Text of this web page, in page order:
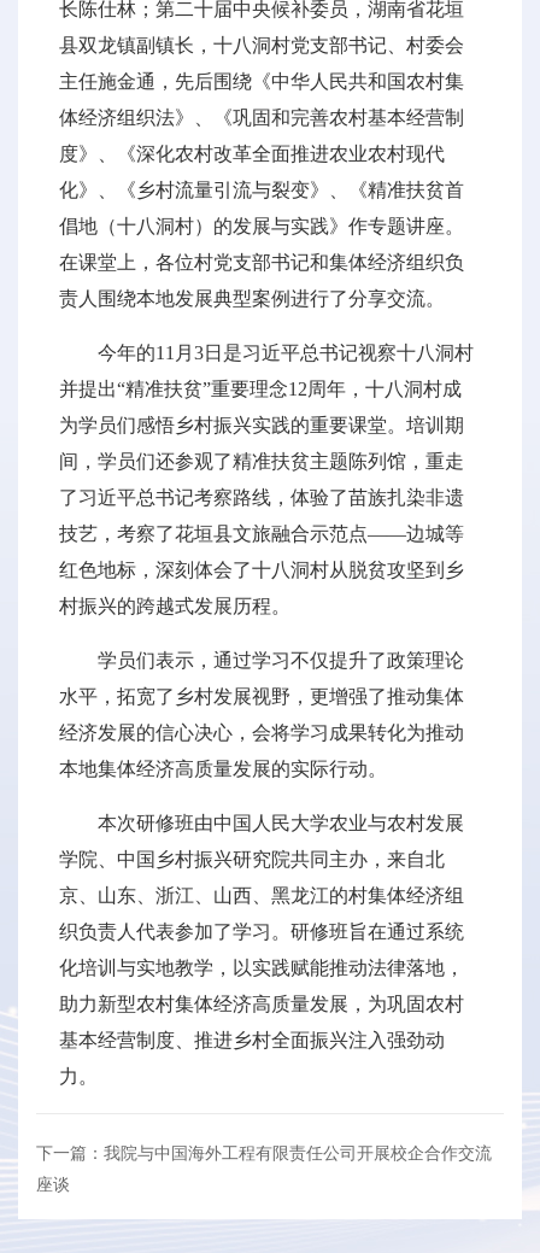
长陈仕林；第二十届中央候补委员，湖南省花垣
县双龙镇副镇长，十八洞村党支部书记、村委会
主任施金通，先后围绕《中华人民共和国农村集
体经济组织法》、《巩固和完善农村基本经营制
度》、《深化农村改革全面推进农业农村现代
化》、《乡村流量引流与裂变》、《精准扶贫首
倡地（十八洞村）的发展与实践》作专题讲座。
在课堂上，各位村党支部书记和集体经济组织负
责人围绕本地发展典型案例进行了分享交流。
今年的11月3日是习近平总书记视察十八洞村
并提出“精准扶贫”重要理念12周年，十八洞村成
为学员们感悟乡村振兴实践的重要课堂。培训期
间，学员们还参观了精准扶贫主题陈列馆，重走
了习近平总书记考察路线，体验了苗族扎染非遗
技艺，考察了花垣县文旅融合示范点——边城等
红色地标，深刻体会了十八洞村从脱贫攻坚到乡
村振兴的跨越式发展历程。
学员们表示，通过学习不仅提升了政策理论
水平，拓宽了乡村发展视野，更增强了推动集体
经济发展的信心决心，会将学习成果转化为推动
本地集体经济高质量发展的实际行动。
本次研修班由中国人民大学农业与农村发展
学院、中国乡村振兴研究院共同主办，来自北
京、山东、浙江、山西、黑龙江的村集体经济组
织负责人代表参加了学习。研修班旨在通过系统
化培训与实地教学，以实践赋能推动法律落地，
助力新型农村集体经济高质量发展，为巩固农村
基本经营制度、推进乡村全面振兴注入强劲动
力。
下一篇：我院与中国海外工程有限责任公司开展校企合作交流
座谈